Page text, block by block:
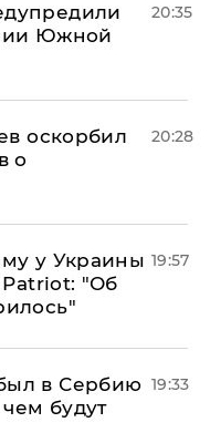
Южной
20:35
оскорбил
о
20:28
у Украины
Patriot: "Об
19:57
в Сербию
будут
19:33